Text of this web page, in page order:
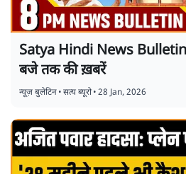
Satya Hindi News Bulletin
बजे तक की ख़बरें
न्यूज़ बुलेटिन•सत्य ब्यूरो•28 Jan, 2026